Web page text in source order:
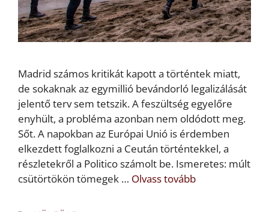
Madrid számos kritikát kapott a történtek miatt,
de sokaknak az egymillió bevándorló legalizálását
jelentő terv sem tetszik. A feszültség egyelőre
enyhült, a probléma azonban nem oldódott meg.
Sőt. A napokban az Európai Unió is érdemben
elkezdett foglalkozni a Ceután történtekkel, a
részletekről a Politico számolt be. Ismeretes: múlt
csütörtökön tömegek … Olvass tovább